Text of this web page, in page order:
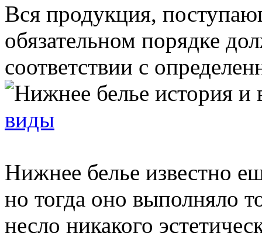
Вся продукция,
обязательном порядке
соответствии с
виды
Нижнее белье известно
но тогда оно выполняло
несло никакого